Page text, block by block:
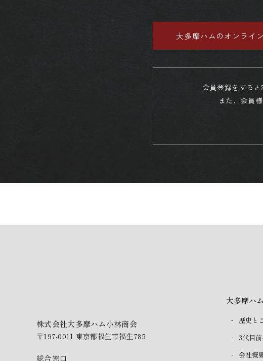
大多摩ハムのオンライ
会員登録をすると
また、会員
株式会社大多摩ハム小林商会
〒197-0011 東京都福生市福生785
総合窓口
大多摩ハ
歴史と
3代目
会社概